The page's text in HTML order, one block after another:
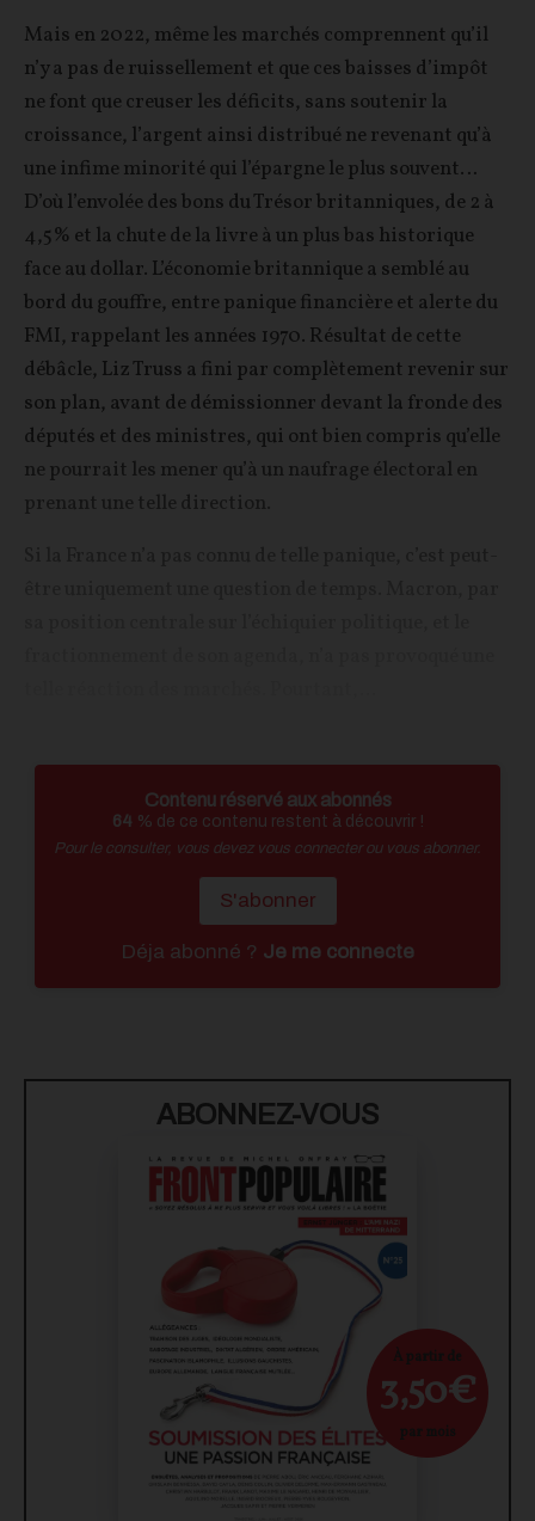
Mais en 2022, même les marchés comprennent qu’il
n’y a pas de ruissellement et que ces baisses d’impôt
ne font que creuser les déficits, sans soutenir la
croissance, l’argent ainsi distribué ne revenant qu’à
une infime minorité qui l’épargne le plus souvent…
D’où l’envolée des bons du Trésor britanniques, de 2 à
4,5% et la chute de la livre à un plus bas historique
face au dollar. L’économie britannique a semblé au
bord du gouffre, entre panique financière et alerte du
FMI, rappelant les années 1970. Résultat de cette
débâcle, Liz Truss a fini par complètement revenir sur
son plan, avant de démissionner devant la fronde des
députés et des ministres, qui ont bien compris qu’elle
ne pourrait les mener qu’à un naufrage électoral en
prenant une telle direction.
Contenu réservé aux abonnés
64 % de ce contenu restent à découvrir !
Pour le consulter, vous devez vous connecter ou vous abonner.
S'abonner
Déja abonné ? Je me connecte
ABONNEZ-VOUS
À partir de
3,50€
par mois